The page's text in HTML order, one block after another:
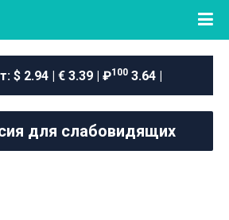
$ 2.94 | € 3.39 | ₽100 3.64 |
для слабовидящих